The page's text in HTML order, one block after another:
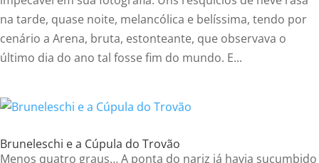
na tarde, quase noite, melancólica e belíssima, tendo por
cenário a Arena, bruta, estonteante, que observava o
último dia do ano tal fosse fim do mundo. E...
Bruneleschi e a Cúpula do Trovão
Menos quatro graus… A ponta do nariz já havia sucumbido